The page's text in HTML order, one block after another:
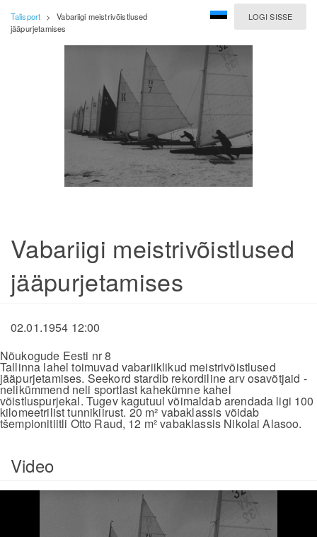
LOGI SISSE
Talisport >
Vabariigi meistrivõistlused
jääpurjetamises
Vabariigi meistrivõistlused
jääpurjetamises
02.01.1954 12:00
Nõukogude Eesti nr 8
Tallinna lahel toimuvad vabariiklikud meistrivõistlused
jääpurjetamises. Seekord stardib rekordiline arv osavõtjaid -
nelikümmend neli sportlast kahekümne kahel
võistluspurjekal. Tugev kagutuul võimaldab arendada ligi 100
kilomeetrilist tunnikiirust. 20 m² vabaklassis võidab
tšempionitiitli Otto Raud, 12 m² vabaklassis Nikolai Alasoo.
Video